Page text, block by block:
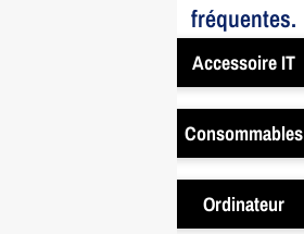
fréquentes.
Accessoire IT
Consommables
Ordinateur